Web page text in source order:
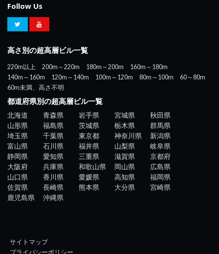
Follow Us
高さ別の超高層ビル一覧
220m以上 200m～220m 180m～200m
160m～180m
140m～160m
120m～140m 100m～120m 80m～100m
60～80m
60m未満、高さ不明
都道府県別の超高層ビル一覧
北海道 青森県 岩手県 宮城県
秋田県
山形県
福島県 茨城県 栃木県
群馬県
埼玉県
千葉県 東京都 神奈川県
新潟県
富山県
石川県 福井県 山梨県
岐阜県
静岡県
愛知県 三重県 滋賀県
京都府
大阪府
兵庫県 和歌山県 岡山県
広島県
山口県
香川県 愛媛県 高知県
福岡県
佐賀県
長崎県 熊本県 大分県
宮崎県
鹿児島県
沖縄県
サイトマップ
プライバシーポリシー